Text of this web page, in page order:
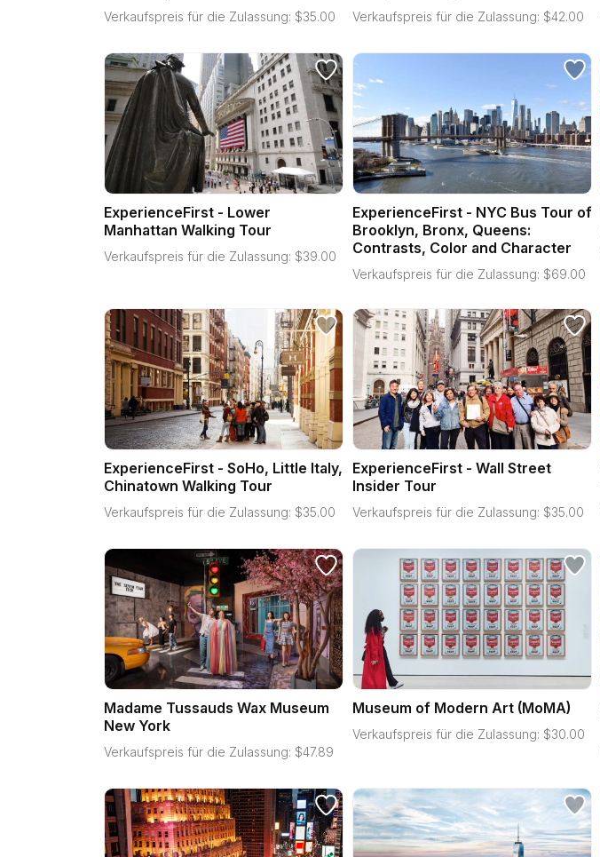
Verkaufspreis für die Zulassung: $35.00 Verkaufspreis für die Zulassung: $42.00
ExperienceFirst - Lower
Manhattan Walking Tour
Verkaufspreis für die Zulassung: $39.00
ExperienceFirst - NYC Bus Tour of
Brooklyn, Bronx, Queens:
Contrasts, Color and Character
Verkaufspreis für die Zulassung: $69.00
ExperienceFirst - SoHo, Little Italy,
Chinatown Walking Tour
Verkaufspreis für die Zulassung: $35.00
ExperienceFirst - Wall Street
Insider Tour
Verkaufspreis für die Zulassung: $35.00
Madame Tussauds Wax Museum
New York
Verkaufspreis für die Zulassung: $47.89
Museum of Modern Art (MoMA)
Verkaufspreis für die Zulassung: $30.00